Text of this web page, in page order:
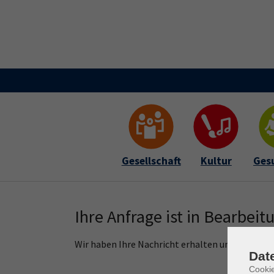
Gesellschaft Kultur
Ihre Anfrage ist in
Wir haben Ihre Nachricht erhalten und werden